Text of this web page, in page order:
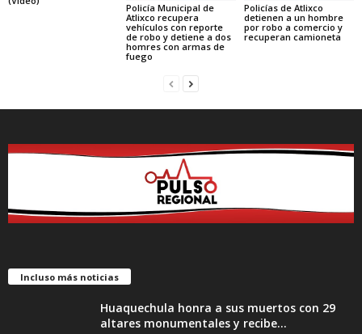
Policía Municipal de
Atlixco recupera
vehículos con reporte
de robo y detiene a dos
homres con armas de
fuego
Policías de Atlixco
detienen a un hombre
por robo a comercio y
recuperan camioneta
Incluso más noticias
Huaquechula honra a sus muertos con 29
altares monumentales y recibe...